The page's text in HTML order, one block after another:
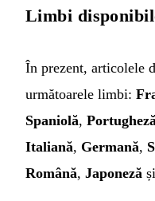
Limbi
În prezent, articolele
următoarele limbi:
Spaniolă,
Italiană, Germană,
Română, Japoneză și